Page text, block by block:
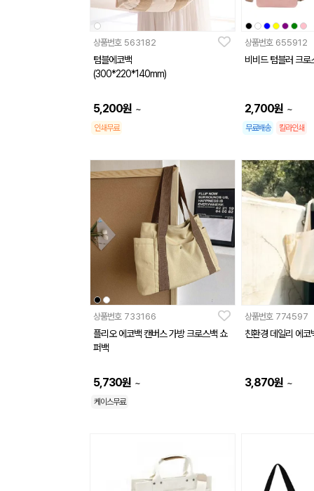
상품번호 563182
텀블에코백
(300*220*140mm)
5,200원 ~
인쇄무료
상품번호 655912
비비드 텀블러 크
2,700원 ~
무료배송 칼라인쇄
상품번호 733166
플리오 에코백 캔버스 가방 크로스백 쇼
퍼백
5,730원 ~
케이스무료
상품번호 774597
친환경 데일리 에코
3,870원 ~